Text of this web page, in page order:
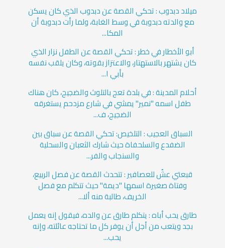
ميلاد دبدوب : تحكي القصة عن دبدوب الذي كان يسكن
مع والدته دبدوبة في وسط الغابة، ولما رأت دبدوبة أن
المكا...
أبو الأخطار في خطر : تحكي القصة عن الطفل نزار الذي
كان يشتهر بالاستهتار، والاعتزاز بقوته، وكان يلقب نفسه
بأبي ا...
أحلام المدينة : في بلدة تعج بالتلوث والضجيج، كان هناك
طفل اسمه "نمير" يمشي في شارع مزدحم يستغرقه
الضجيج، ف...
السباق العجيب : التلخيص: تحكي القصة عن سباق بين
الضفدع والسلحفاة حيث شارك الثعبان والسحلية
والسنجاب والفر...
قبعتي عشٌ للعصافير : تتحدث القصة عن فصل الربيع،
وفتاة صغيرة اسمها "ديمة" حيث تتكلم مع فصل
الخريف، طالبة منه ألا...
طارق يحب أباه : يتكلم طارق عن والده، فيقول إنه يعمل
بجد ويتعب من أجل أن يوفر كل ما تحتاجه عائلته، وإنه
يحب...